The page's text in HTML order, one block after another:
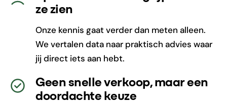
ze zien
Onze kennis gaat verder dan meten alleen.
We vertalen data naar praktisch advies waar
jij direct iets aan hebt.
Geen snelle verkoop, maar een
doordachte keuze